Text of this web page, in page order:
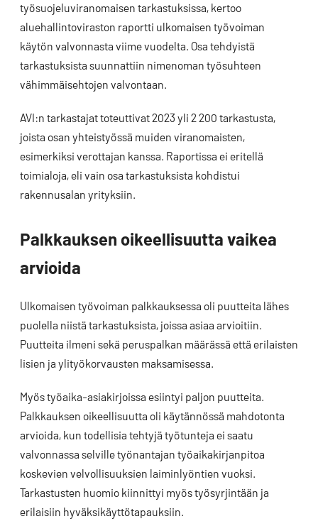
työsuojeluviranomaisen tarkastuksissa, kertoo
aluehallintoviraston raportti ulkomaisen työvoiman
käytön valvonnasta viime vuodelta. Osa tehdyistä
tarkastuksista suunnattiin nimenoman työsuhteen
vähimmäisehtojen valvontaan.
AVI:n tarkastajat toteuttivat 2023 yli 2 200 tarkastusta,
joista osan yhteistyössä muiden viranomaisten,
esimerkiksi verottajan kanssa. Raportissa ei eritellä
toimialoja, eli vain osa tarkastuksista kohdistui
rakennusalan yrityksiin.
Palkkauksen oikeellisuutta vaikea
arvioida
Ulkomaisen työvoiman palkkauksessa oli puutteita lähes
puolella niistä tarkastuksista, joissa asiaa arvioitiin.
Puutteita ilmeni sekä peruspalkan määrässä että erilaisten
lisien ja ylityökorvausten maksamisessa.
Myös työaika-asiakirjoissa esiintyi paljon puutteita.
Palkkauksen oikeellisuutta oli käytännössä mahdotonta
arvioida, kun todellisia tehtyjä työtunteja ei saatu
valvonnassa selville työnantajan työaikakirjanpitoa
koskevien velvollisuuksien laiminlyöntien vuoksi.
Tarkastusten huomio kiinnittyi myös työsyrjintään ja
erilaisiin hyväksikäyttötapauksiin.